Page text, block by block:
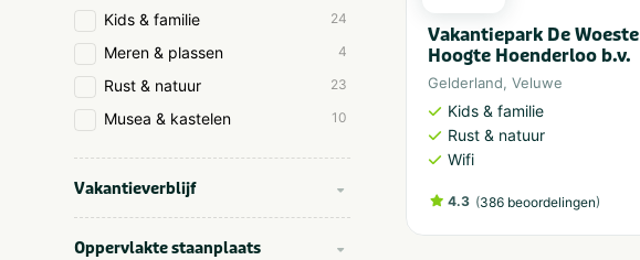
Kids & familie 24
Meren & plassen 4
Rust & natuur 23
Musea & kastelen 10
Vakantieverblijf
Oppervlakte staanplaats
Vakantiepark De Woeste
Hoogte Hoenderloo b.v.
Gelderland, Veluwe
Kids & familie
Rust & natuur
Wifi
4.3 (386 beoordelingen)